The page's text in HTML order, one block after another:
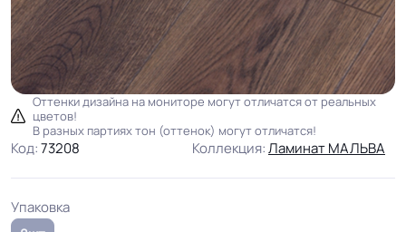
Оттенки дизайна на мониторе могут отличатся от реальных
цветов!
В разных партиях тон (оттенок) могут отличатся!
Код:73208 Коллекция:Ламинат МАЛЬВА
Упаковка